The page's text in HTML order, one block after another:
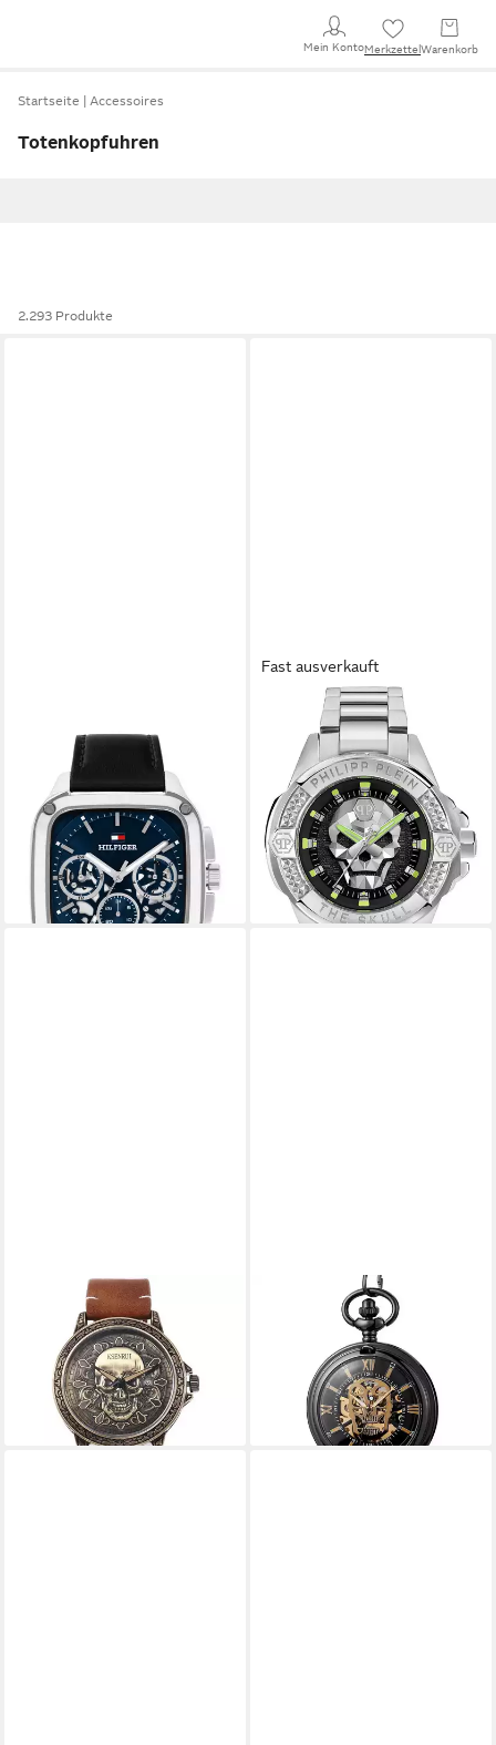
Mein KontoMerkzettel Warenkorb
Startseite Accessoires
Totenkopfuhren
2.293 Produkte
Multifunktionsuhr Herald
Skeleton 1710756, Quarzuhr,
Armbanduhr, Herrenuhr,
Lederarmband, analog
169,00 €
lieferbar - in 2-3 Werktagen bei dir
Fast ausverkauft
PHILIPP PLEIN
Quarzuhr Philipp Plein
Herren-Uhren Analog Quarz,
Klassikuhr
ab 269,00 € UVP390,00 €
-31%
lieferbar - in 2-3 Werktagen bei dir
EINKAUFSZAUBER
Quarzuhr Armbanduhr Skull
Totenkopf Antikgold,
Totenkopf
29,50 €
lieferbar - in 3-4 Werktagen bei dir
Taschenuhr GothicTime
Totenkopf Taschenuhr –
Mechanische Skelettuhr
49,00 €
lieferbar - in 3-4 Werktagen bei dir